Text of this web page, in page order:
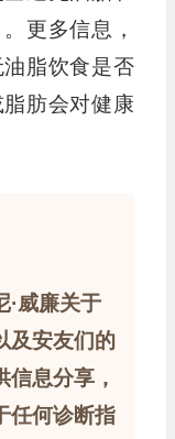
更多信息，
脂饮食是否
肪会对健康
·威廉关于
及安友们的
息分享，
任何诊断指